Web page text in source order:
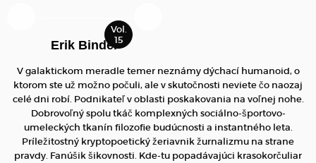
Erik Binder
V galaktickom meradle temer neznámy dýchací humanoid, o
ktorom ste už možno počuli, ale v skutočnosti neviete čo naozaj
celé dni robí. Podnikateľ v oblasti poskakovania na voľnej nohe.
Dobrovoľný spolu tkáč komplexných sociálno-športovo-
umeleckých tkanín filozofie budúcnosti a instantného leta.
Príležitostný kryptopoetický žeriavnik žurnalizmu na strane
pravdy. Fanúšik šikovnosti. Kde-tu popadávajúci krasokorčuliar